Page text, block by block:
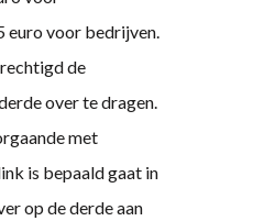
euro voor bedrijven.
de
over te dragen.
met
is bepaald gaat in
op de derde aan